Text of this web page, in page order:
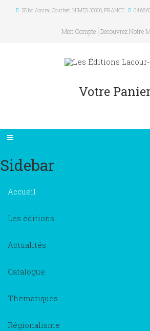
25 bd Amiral Courbet, NIMES 30000,FRANCE 04 66
Mon Compte Découvrez Notre
Votre
Sidebar
Accueil
Les éditions
Actualités
Catalogue
Thématiques
Régionalisme